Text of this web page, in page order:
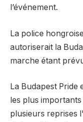
l’événement.
La police
autoriserait la
marche étant
La Budapest Pride
les plus
plusieurs reprises